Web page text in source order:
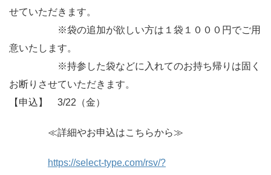
せていただきます。
※袋の追加が欲しい方は１袋１０００円でご用
意いたします。
※持参した袋などに入れてのお持ち帰りは固く
お断りさせていただきます。
【申込】 3/22（金）
≪詳細やお申込はこちらから≫
https://select-type.com/rsv/?